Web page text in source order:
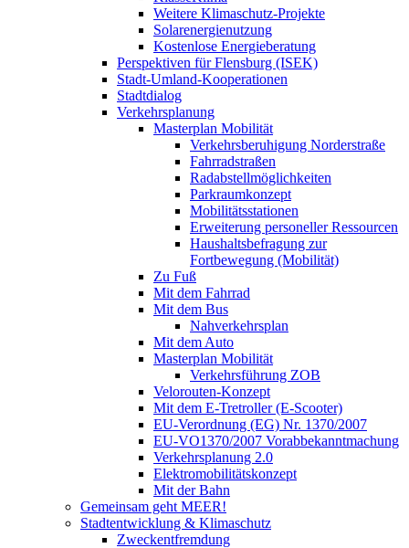
Weitere Klimaschutz-Projekte
Solarenergienutzung
Kostenlose Energieberatung
Perspektiven für Flensburg (ISEK)
Stadt-Umland-Kooperationen
Stadtdialog
Verkehrsplanung
Masterplan Mobilität
Verkehrsberuhigung Norderstraße
Fahrradstraßen
Radabstellmöglichkeiten
Parkraumkonzept
Mobilitätsstationen
Erweiterung personeller Ressourcen
Haushaltsbefragung zur
Fortbewegung (Mobilität)
Zu Fuß
Mit dem Fahrrad
Mit dem Bus
Nahverkehrsplan
Mit dem Auto
Masterplan Mobilität
Verkehrsführung ZOB
Velorouten-Konzept
Mit dem E-Tretroller (E-Scooter)
EU-Verordnung (EG) Nr. 1370/2007
EU-VO1370/2007 Vorabbekanntmachung
Verkehrsplanung 2.0
Elektromobilitätskonzept
Mit der Bahn
Gemeinsam geht MEER!
Stadtentwicklung & Klimaschutz
Zweckentfremdung